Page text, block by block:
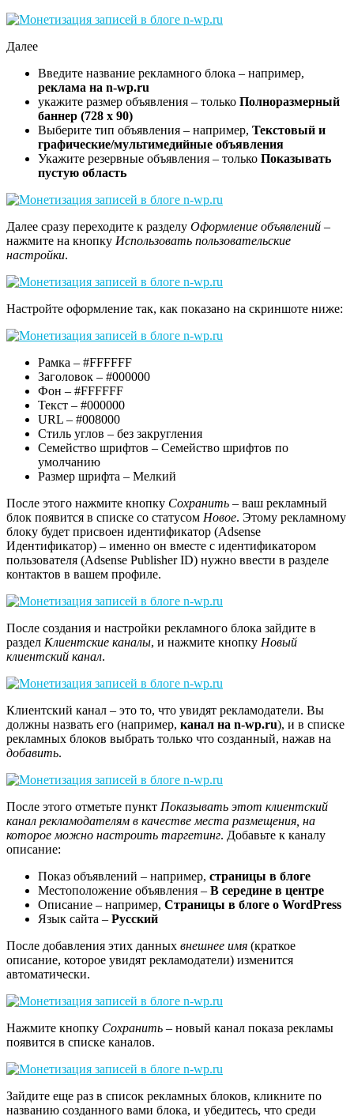
Далее
Введите название рекламного блока – например,
реклама на n-wp.ru
укажите размер объявления – только Полноразмерный
баннер (728 x 90)
Выберите тип объявления – например, Текстовый и
графические/мультимедийные объявления
Укажите резервные объявления – только Показывать
пустую область
Далее сразу переходите к разделу Оформление объявлений –
нажмите на кнопку Использовать пользовательские
настройки.
Настройте оформление так, как показано на скриншоте ниже:
Рамка – #FFFFFF
Заголовок – #000000
Фон – #FFFFFF
Текст – #000000
URL – #008000
Стиль углов – без закругления
Семейство шрифтов – Семейство шрифтов по
умолчанию
Размер шрифта – Мелкий
После этого нажмите кнопку Сохранить – ваш рекламный
блок появится в списке со статусом Новое. Этому рекламному
блоку будет присвоен идентификатор (Adsense
Идентификатор) – именно он вместе с идентификатором
пользователя (Adsense Publisher ID) нужно ввести в разделе
контактов в вашем профиле.
После создания и настройки рекламного блока зайдите в
раздел Клиентские каналы, и нажмите кнопку Новый
клиентский канал.
Клиентский канал – это то, что увидят рекламодатели. Вы
должны назвать его (например, канал на n-wp.ru), и в списке
рекламных блоков выбрать только что созданный, нажав на
добавить.
После этого отметьте пункт Показывать этот клиентский
канал рекламодателям в качестве места размещения, на
которое можно настроить таргетинг. Добавьте к каналу
описание:
Показ объявлений – например, страницы в блоге
Местоположение объявления – В середине в центре
Описание – например, Страницы в блоге о WordPress
Язык сайта – Русский
После добавления этих данных внешнее имя (краткое
описание, которое увидят рекламодатели) изменится
автоматически.
Нажмите кнопку Сохранить – новый канал показа рекламы
появится в списке каналов.
Зайдите еще раз в список рекламных блоков, кликните по
названию созданного вами блока, и убедитесь, что среди